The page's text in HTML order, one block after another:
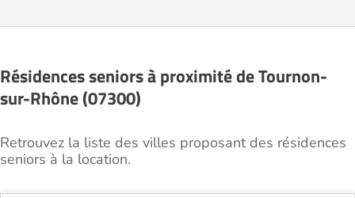
Résidences seniors à proximité de Tournon-
sur-Rhône (07300)
Retrouvez la liste des villes proposant des résidences
seniors à la location.